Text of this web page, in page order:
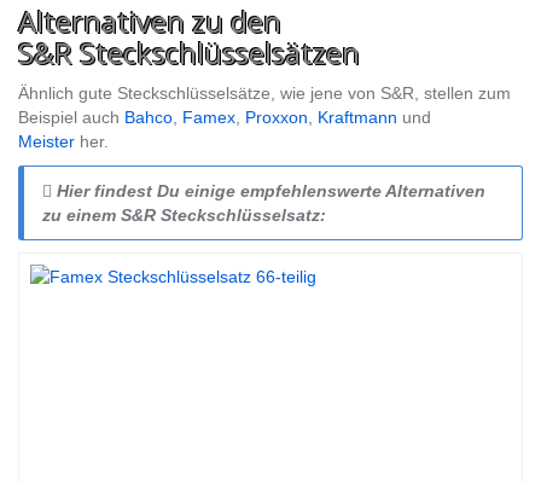
Alternativen zu den
S&R Steckschlüsselsätzen
Ähnlich gute Steckschlüsselsätze, wie jene von S&R, stellen zum
Beispiel auch Bahco, Famex, Proxxon, Kraftmann und
Meister her.
Hier findest Du einige empfehlenswerte Alternativen
zu einem S&R Steckschlüsselsatz: